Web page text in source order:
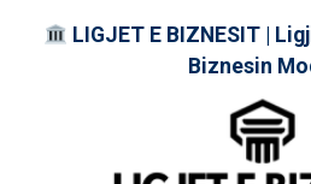
LIGJET E BIZNESIT |
Biznesin